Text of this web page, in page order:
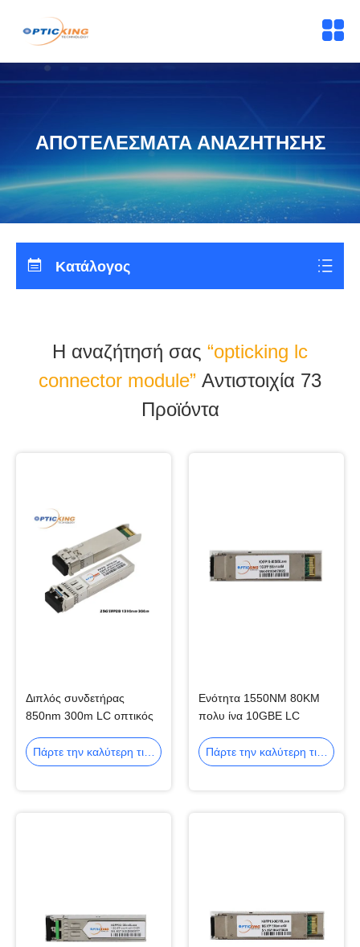
ΑΠΟΤΕΛΈΣΜΑΤΑ ΑΝΑΖΉΤΗΣΗΣ
Κατάλογος
Η αναζήτησή σας “opticking lc
connector module” Αντιστοιχία 73
Προϊόντα
Διπλός συνδετήρας
850nm 300m LC οπτικός
SFP28
Πάρτε την καλύτερη τιμή
Ενότητα 1550NM 80KM
πολυ ίνα 10GBE LC
τρόπου ενότητας SFP+
Πάρτε την καλύτερη τιμή